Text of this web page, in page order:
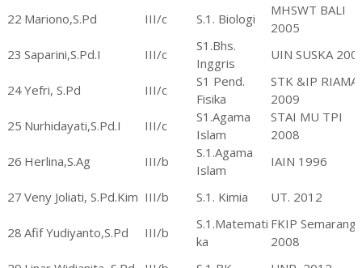
22 Mariono,S.Pd III/c S.1. Biologi
MHSWT BALI
2005
23 Saparini,S.Pd.I III/c
S1.Bhs.
Inggris
UIN SUSKA
24Yefri, S.Pd III/c
S1 Pend.
Fisika
STK &IP RIAMA,
2009
25 Nurhidayati,S.Pd.I III/c
S1.Agama
Islam
STAI MU TPI
2008
26 Herlina,S.Ag III/b
S.1.Agama
Islam
IAIN 1996
27 Veny Joliati, S.Pd.Kim III/b S.1. Kimia UT. 2012
28 Afif Yudiyanto,S.Pd III/b
S.1.Matemati
ka
FKIP Semarang
2008